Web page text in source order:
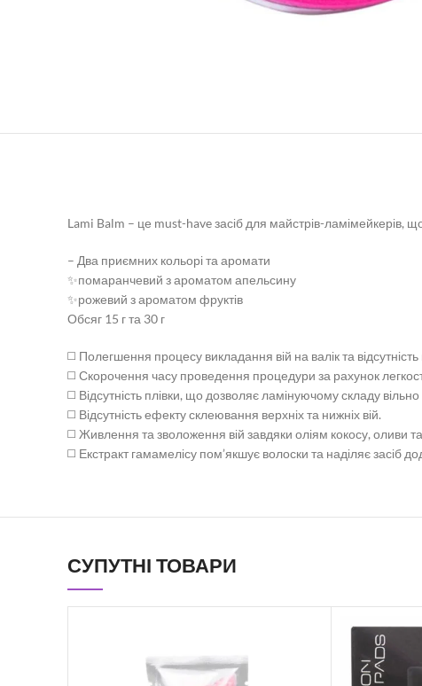
Lami Balm – це must-have засіб для майстрів-ламімейкерів,
– Два приємних кольорі та аромати
✨помаранчевий з ароматом апельсину
✨рожевий з ароматом фруктів
Обсяг 15 г та 30 г
◻️ Полегшення процесу викладання вій на валік та
◻️ Скорочення часу проведення процедури за рахунок
◻️ Відсутність плівки, що дозволяє ламінуючому складу
◻️ Відсутність ефекту склеювання верхніх та нижніх вій.
◻️ Живлення та зволоження вій завдяки оліям кокосу, оливи та
◻️ Екстракт гамамелісу пом’якшує волоски та наділяє засіб
СУПУТНІ ТОВАРИ